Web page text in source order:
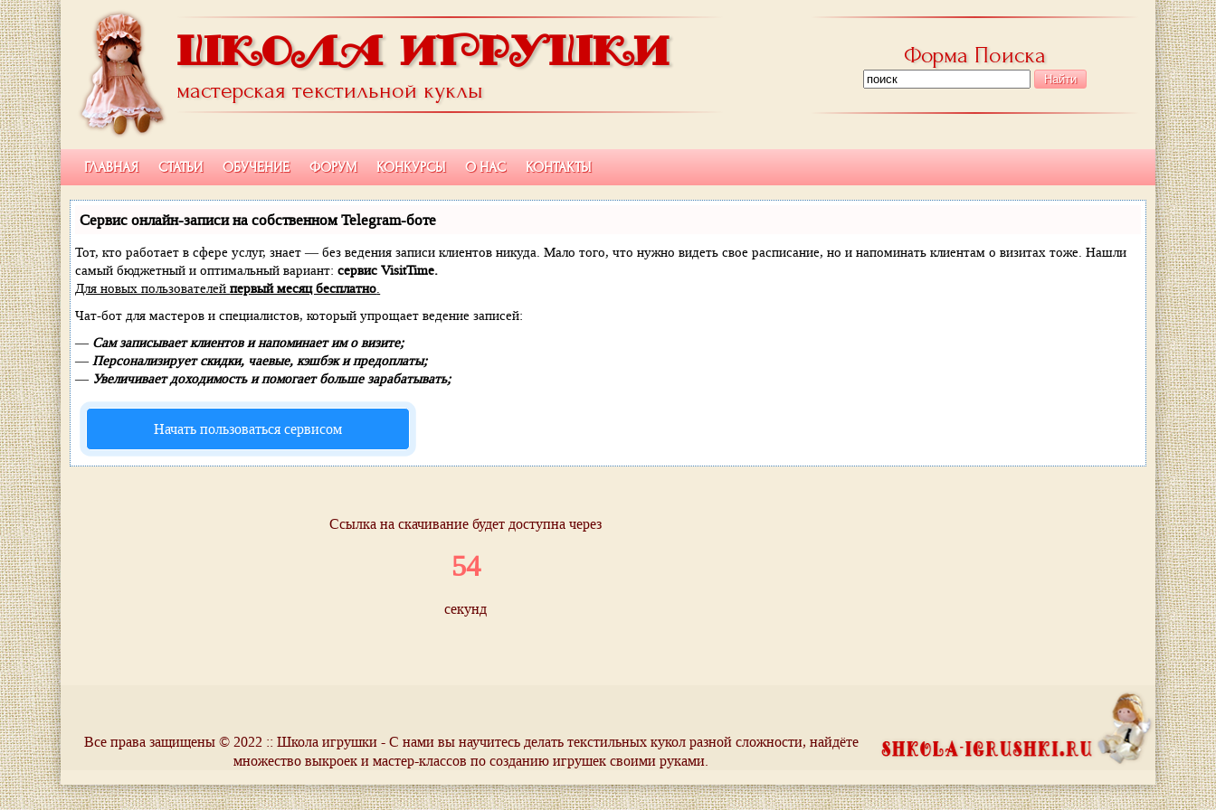
ШКОЛА ИГРУШКИ
мастерская текстильной куклы
Форма Поиска
ГЛАВНАЯ СТАТЬИ ОБУЧЕНИЕ ФОРУМ КОНКУРСЫ О НАС КОНТАКТЫ
Сервис онлайн-записи на собственном Telegram-боте
Тот, кто работает в сфере услуг, знает — без ведения записи клиентов никуда. Мало того, что нужно видеть свое расписание, но и напоминать клиентам о визитах тоже. Нашли
самый бюджетный и оптимальный вариант:сервис VisitTime.
Для новых пользователейпервый месяц бесплатно.
Чат-бот для мастеров и специалистов, который упрощает ведение записей:
— Сам записывает клиентов и напоминает им о визите;
—Персонализирует скидки, чаевые, кэшбэк и предоплаты;
— Увеличивает доходимость и помогает больше зарабатывать;
Начать пользоваться сервисом
Ссылка на скачивание будет доступна через
54
секунд
Все права защищены © 2022 :: Школа игрушки - С нами вы научитесь делать текстильных кукол разной сложности, найдёте
множество выкроек и мастер-классов по созданию игрушек своими руками.